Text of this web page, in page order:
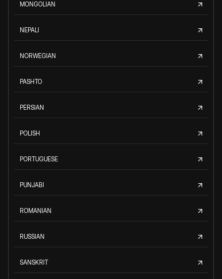
MONGOLIAN
NEPALI
NORWEGIAN
PASHTO
PERSIAN
POLISH
PORTUGUESE
PUNJABI
ROMANIAN
RUSSIAN
SANSKRIT